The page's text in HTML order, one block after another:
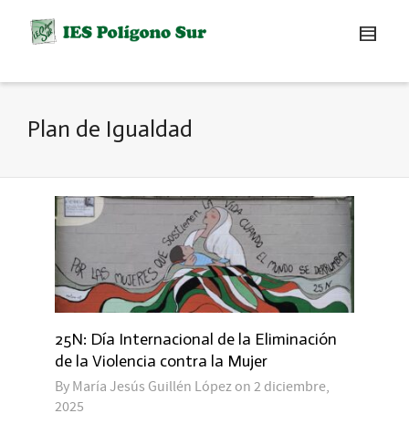
Plan de Igualdad
25N: Día Internacional de la Eliminación
de la Violencia contra la Mujer
By María Jesús Guillén López on 2 diciembre,
2025